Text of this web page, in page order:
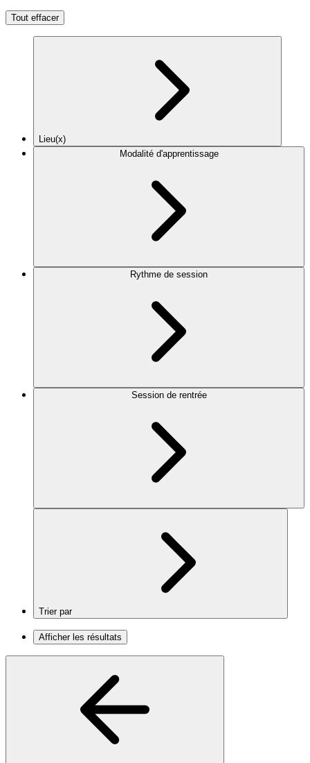
Tout effacer
Lieu(x)
Modalité d'apprentissage
Rythme de session
Session de rentrée
Trier par
Afficher les résultats